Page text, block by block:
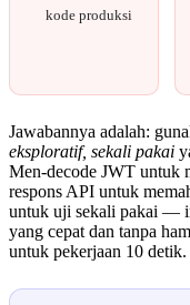
kode produksi
Jawabannya adalah:
eksploratif, sekali pakai
Men-decode JWT untuk
respons API untuk
untuk uji sekali pakai —
yang cepat dan tanpa
untuk pekerjaan 10 detik.